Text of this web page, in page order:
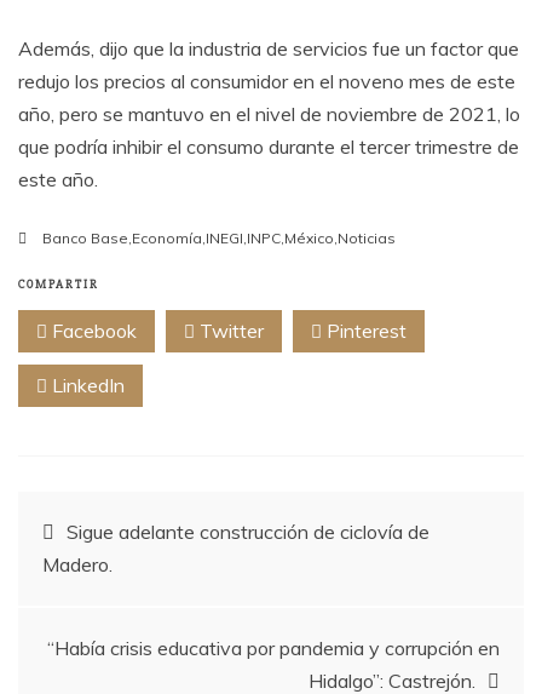
Además, dijo que la industria de servicios fue un factor que
redujo los precios al consumidor en el noveno mes de este
año, pero se mantuvo en el nivel de noviembre de 2021, lo
que podría inhibir el consumo durante el tercer trimestre de
este año.
Banco Base Economía INEGI INPC México Noticias
COMPARTIR
Facebook Twitter Pinterest
LinkedIn
Navegación
de
entradas
Sigue adelante construcción de ciclovía de
Madero.
“Había crisis educativa por pandemia y corrupción en
Hidalgo”: Castrejón.